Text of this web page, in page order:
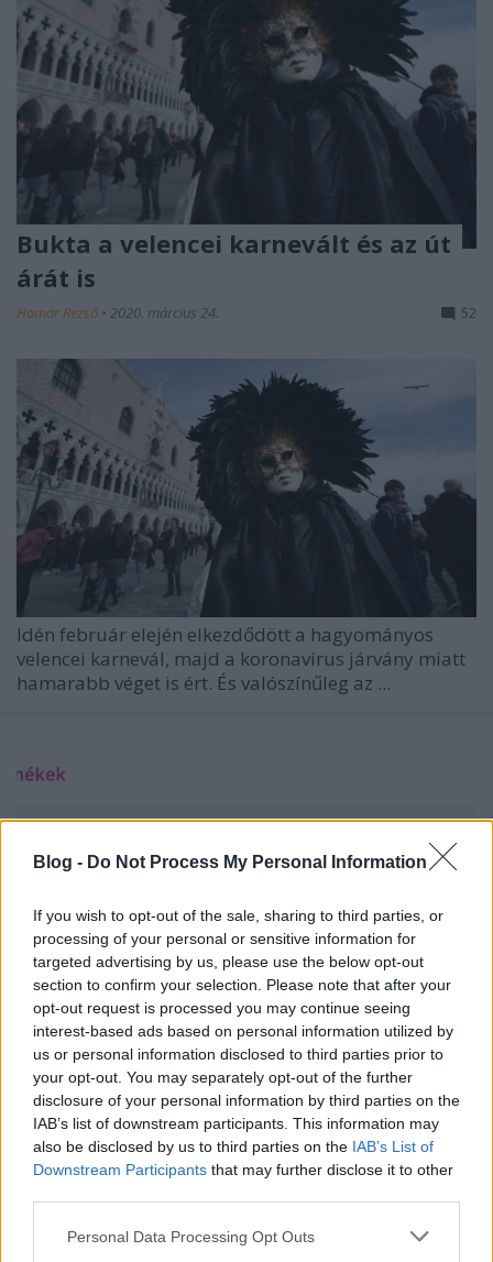
Blog - Do Not Process My Personal Information
If you wish to opt-out of the sale, sharing to third parties, or
processing of your personal or sensitive information for
targeted advertising by us, please use the below opt-out
section to confirm your selection. Please note that after your
opt-out request is processed you may continue seeing
interest-based ads based on personal information utilized by
us or personal information disclosed to third parties prior to
your opt-out. You may separately opt-out of the further
disclosure of your personal information by third parties on the
IAB’s list of downstream participants. This information may
also be disclosed by us to third parties on the IAB’s List of
Downstream Participants that may further disclose it to other
Please note that this website/app uses one or more Google
Personal Data Processing Opt Outs
Bukta a velencei karnevált és az út
árát is
Homár Rezső • 2020. március 24. 52
Idén február elején elkezdődött a hagyományos
velencei karnevál, majd a koronavírus járvány miatt
hamarabb véget is ért. És valószínűleg az ...
A 35 eurós játék 35 forintért jó
üzletnek tűnik, de hiába
Homár Rezső•2020. március 20.